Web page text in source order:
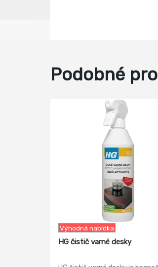
Podobné
Výhodná nabídka
HG čistič varné desky